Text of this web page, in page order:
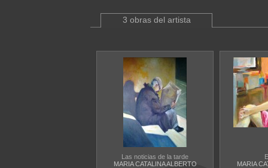
3 obras del artista
Las noticias de la tarde
MARIA CATALINA ALBERTO
MARIA